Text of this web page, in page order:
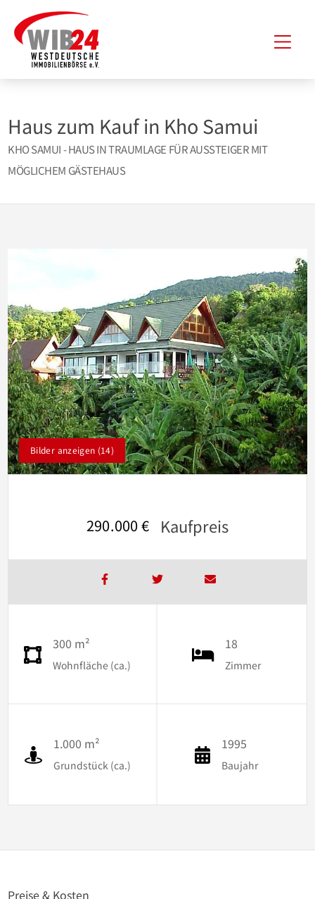
Inhalt
springen
Haus zum Kauf in Kho Samui
KHO SAMUI - HAUS IN TRAUMLAGE FÜR AUSSTEIGER MIT
MÖGLICHEM GÄSTEHAUS
Bilder anzeigen (14)
290.000 € Kaufpreis
300 m²
Wohnfläche (ca.)
18
Zimmer
1.000 m²
Grundstück (ca.)
1995
Baujahr
Preise & Kosten